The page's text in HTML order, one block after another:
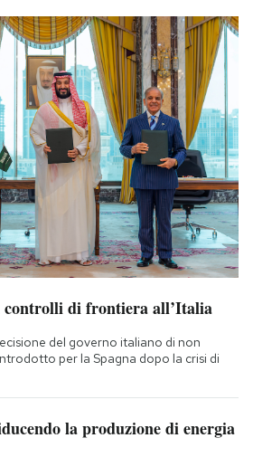
controlli di frontiera all’Italia
del governo italiano di non
per la Spagna dopo la crisi di
la produzione di energia